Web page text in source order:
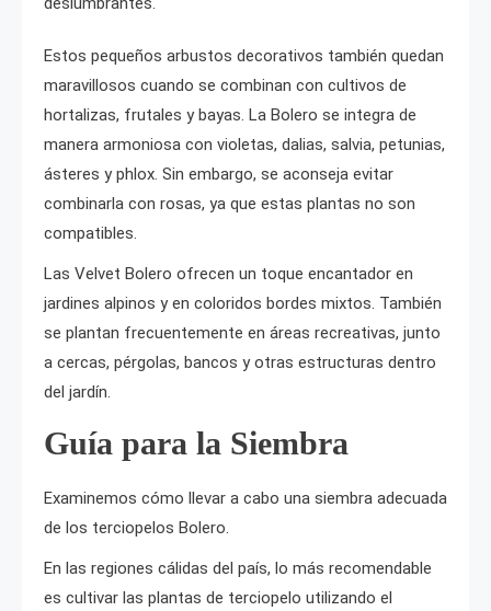
Estos pequeños arbustos decorativos también quedan
maravillosos cuando se combinan con cultivos de
hortalizas, frutales y bayas. La Bolero se integra de
manera armoniosa con violetas, dalias, salvia, petunias,
ásteres y phlox. Sin embargo, se aconseja evitar
combinarla con rosas, ya que estas plantas no son
compatibles.
Las Velvet Bolero ofrecen un toque encantador en
jardines alpinos y en coloridos bordes mixtos. También
se plantan frecuentemente en áreas recreativas, junto
a cercas, pérgolas, bancos y otras estructuras dentro
del jardín.
Guía para la Siembra
Examinemos cómo llevar a cabo una siembra adecuada
de los terciopelos Bolero.
En las regiones cálidas del país, lo más recomendable
es cultivar las plantas de terciopelo utilizando el